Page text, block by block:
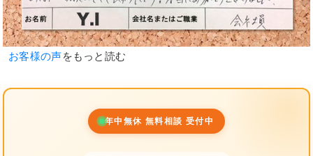
お客様の声をもっと読む
年中無休 無料相談 受付中